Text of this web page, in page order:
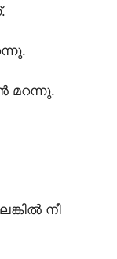
മറന്നു.
നീ